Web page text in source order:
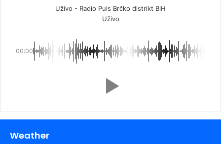
Uživo - Radio Puls Brčko distrikt BiH
Uživo
00:00
Weather